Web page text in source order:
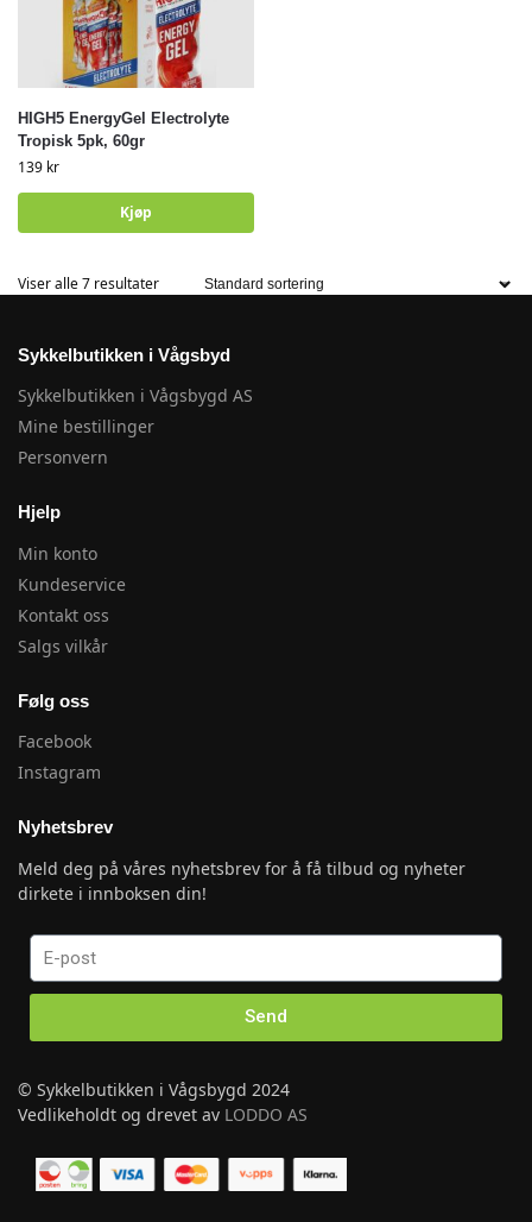
HIGH5 EnergyGel Electrolyte
Tropisk 5pk, 60gr
139 kr
Kjøp
Viser alle 7 resultater
Sykkelbutikken i Vågsbyd
Sykkelbutikken i Vågsbygd AS
Mine bestillinger
Personvern
Hjelp
Min konto
Kundeservice
Kontakt oss
Salgs vilkår
Følg oss
Facebook
Instagram
Nyhetsbrev
Meld deg på våres nyhetsbrev for å få tilbud og nyheter
dirkete i innboksen din!
Send
© Sykkelbutikken i Vågsbygd 2024
Vedlikeholdt og drevet av LODDO AS